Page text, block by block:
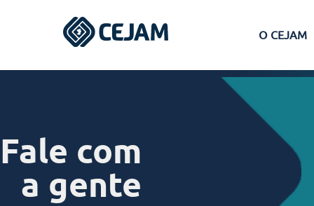
O CEJAM
Ferraz de Vasconcelos
Fale com
a gente